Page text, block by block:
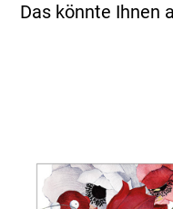
Das könnte Ihnen